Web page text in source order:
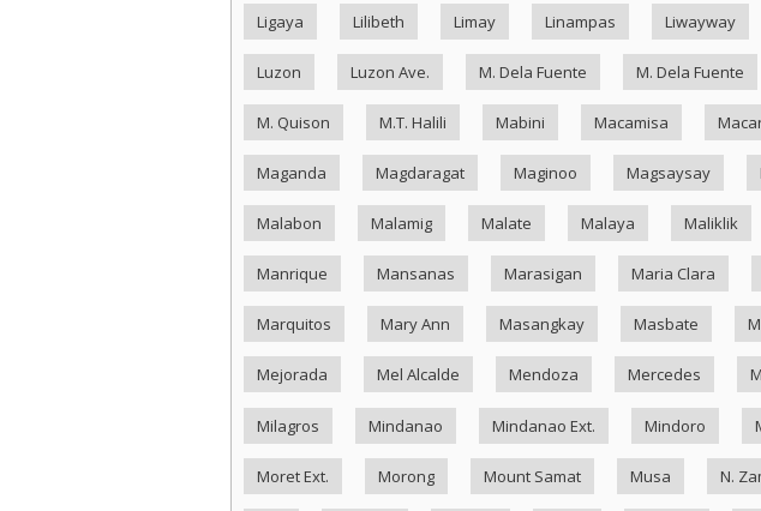
Ligaya Lilibeth Limay Linampas Liwayway
Luzon Luzon Ave. M. Dela Fuente M. Dela Fuente
M. Quison M.T. Halili Mabini Macamisa
Maganda Magdaragat Maginoo Magsaysay
Malabon Malamig Malate Malaya Maliklik
Manrique Mansanas Marasigan Maria Clara
Marquitos Mary Ann Masangkay Masbate
Mejorada Mel Alcalde Mendoza Mercedes
Milagros Mindanao Mindanao Ext. Mindoro
Moret Ext. Morong Mount Samat Musa N.